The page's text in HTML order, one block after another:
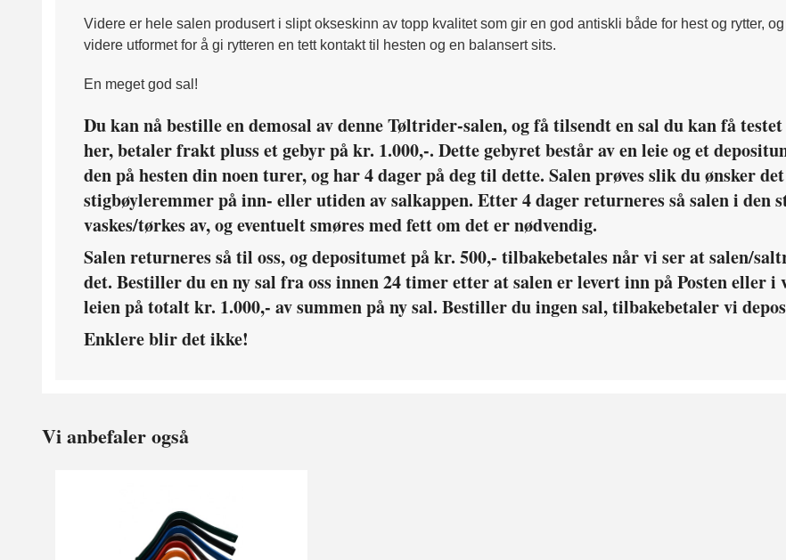
Videre er hele salen produsert i slipt okseskinn av topp kvalitet som gir en god antiskli både for hest og rytter,
videre utformet for å gi rytteren en tett kontakt til hesten og en balansert sits.
En meget god sal!
Du kan nå bestille en demosal av denne Tøltrider-salen, og få tilsendt en sal du kan få
her, betaler frakt pluss et gebyr på kr. 1.000,-. Dette gebyret består av en leie og et
den på hesten din noen turer, og har 4 dager på deg til dette. Salen prøves slik du ønsker
stigbøyleremmer på inn- eller utiden av salkappen. Etter 4 dager returneres så salen i den
vaskes/tørkes av, og eventuelt smøres med fett om det er nødvendig.
Salen returneres så til oss, og depositumet på kr. 500,- tilbakebetales når vi ser at salen/
det. Bestiller du en ny sal fra oss innen 24 timer etter at salen er levert inn på Posten eller
leien på totalt kr. 1.000,- av summen på ny sal. Bestiller du ingen sal, tilbakebetaler vi
Enklere blir det ikke!
Vi anbefaler også